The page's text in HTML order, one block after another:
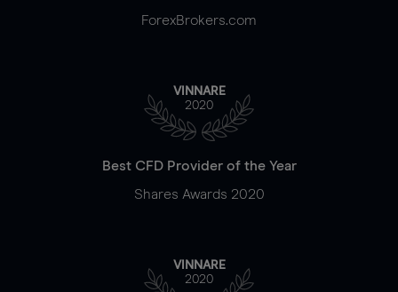
ForexBrokers.com
VINNARE
2020
Best CFD Provider of the Year
Shares Awards 2020
VINNARE
2020